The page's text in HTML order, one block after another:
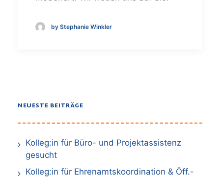
by Stephanie Winkler
NEUESTE BEITRÄGE
Kolleg:in für Büro- und Projektassistenz
gesucht
Kolleg:in für Ehrenamtskoordination & Öff.-